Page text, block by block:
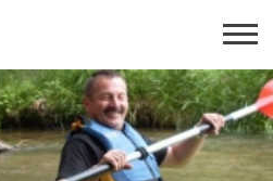
PL EN BG
ŻYCIE Z JEZUSEM?